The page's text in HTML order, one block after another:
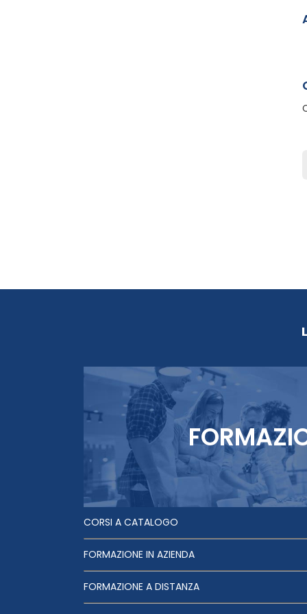
CORSI A CATALOGO
FORMAZIONE IN AZIENDA
FORMAZIONE A DISTANZA